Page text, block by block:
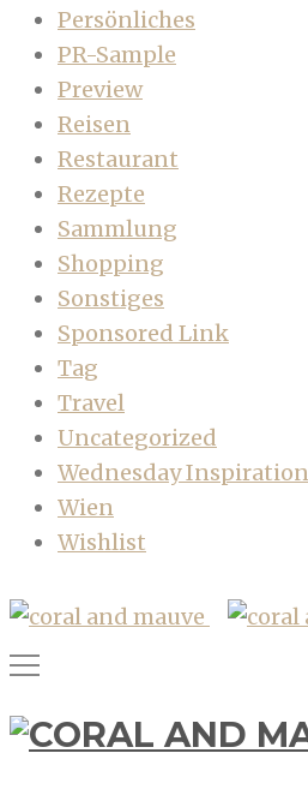
Persönliches
PR-Sample
Preview
Reisen
Restaurant
Rezepte
Sammlung
Shopping
Sonstiges
Sponsored Link
Tag
Travel
Uncategorized
Wednesday Inspiration
Wien
Wishlist